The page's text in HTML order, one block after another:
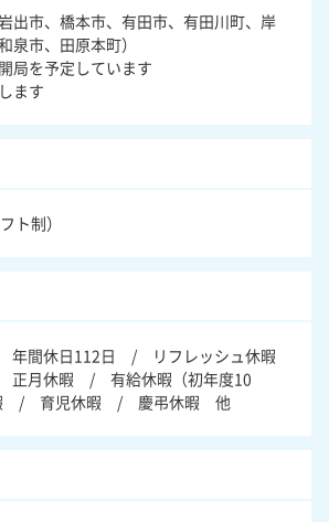
出市、橋本市、有田市、有田川町、岸
泉市、田原本町）
局を予定しています
ます
ト制）
間休日112日 / リフレッシュ休暇
正月休暇 / 有給休暇（初年度10
/ 育児休暇 / 慶弔休暇 他